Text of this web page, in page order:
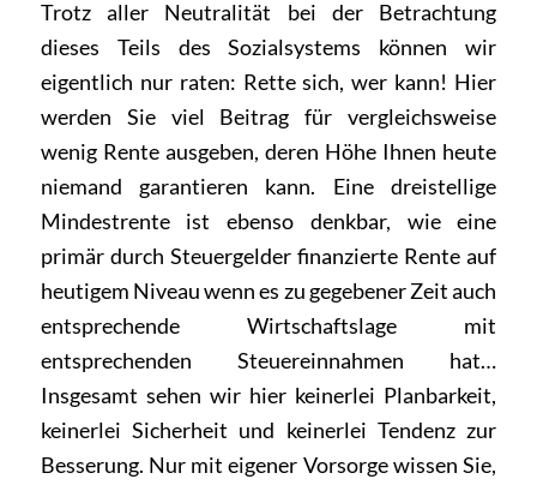
Trotz aller Neutralität bei der Betrachtung
dieses Teils des Sozialsystems können wir
eigentlich nur raten: Rette sich, wer kann! Hier
werden Sie viel Beitrag für vergleichsweise
wenig Rente ausgeben, deren Höhe Ihnen heute
niemand garantieren kann. Eine dreistellige
Mindestrente ist ebenso denkbar, wie eine
primär durch Steuergelder finanzierte Rente auf
heutigem Niveau wenn es zu gegebener Zeit auch
entsprechende Wirtschaftslage mit
entsprechenden Steuereinnahmen hat…
Insgesamt sehen wir hier keinerlei Planbarkeit,
keinerlei Sicherheit und keinerlei Tendenz zur
Besserung. Nur mit eigener Vorsorge wissen Sie,